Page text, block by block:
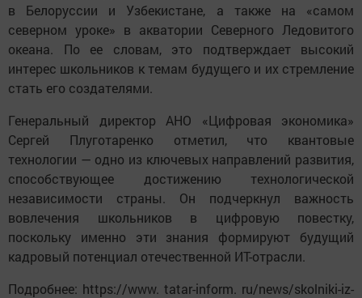
в Белоруссии и Узбекистане, а также на «самом
северном уроке» в акватории Северного Ледовитого
океана. По ее словам, это подтверждает высокий
интерес школьников к темам будущего и их стремление
стать его создателями.
Генеральный директор АНО «Цифровая экономика»
Сергей Плуготаренко отметил, что квантовые
технологии — одно из ключевых направлений развития,
способствующее достижению технологической
независимости страны. Он подчеркнул важность
вовлечения школьников в цифровую повестку,
поскольку именно эти знания формируют будущий
кадровый потенциал отечественной ИТ-отрасли.
Подробнее: https://www. tatar-inform. ru/news/skolniki-iz-